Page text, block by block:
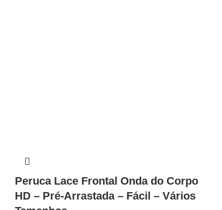
Peruca Lace Frontal Onda do Corpo
HD – Pré-Arrastada – Fácil – Vários